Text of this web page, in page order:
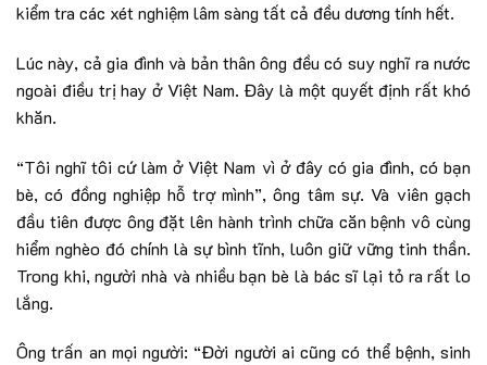
kiểm tra các xét nghiệm lâm sàng tất cả đều dương tính hết.
Lúc này, cả gia đình và bản thân ông đều có suy nghĩ ra nước
ngoài điều trị hay ở Việt Nam. Đây là một quyết định rất khó
khăn.
“Tôi nghĩ tôi cứ làm ở Việt Nam vì ở đây có gia đình, có bạn
bè, có đồng nghiệp hỗ trợ mình”, ông tâm sự. Và viên gạch
đầu tiên được ông đặt lên hành trình chữa căn bệnh vô cùng
hiểm nghèo đó chính là sự bình tĩnh, luôn giữ vững tinh thần.
Trong khi, người nhà và nhiều bạn bè là bác sĩ lại tỏ ra rất lo
lắng.
Ông trấn an mọi người: “Đời người ai cũng có thể bệnh, sinh